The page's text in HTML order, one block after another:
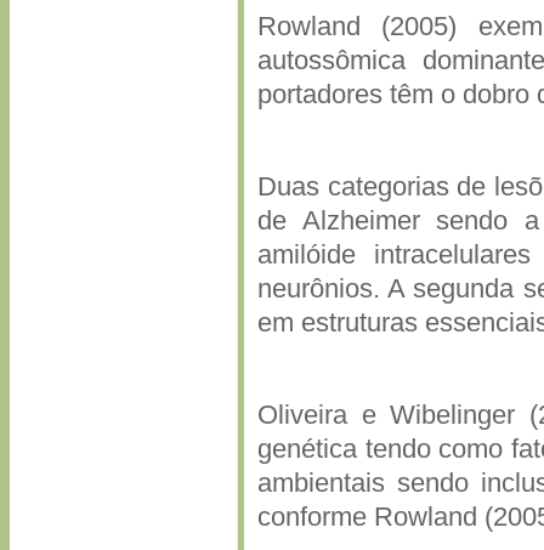
Rowland (2005)
autossômica
portadores têm o dobro
Duas categorias de
de Alzheimer sendo
amilóide
neurônios. A segunda
em estruturas
Oliveira e Wibelinger
genética tendo como
ambientais sendo
conforme Rowland